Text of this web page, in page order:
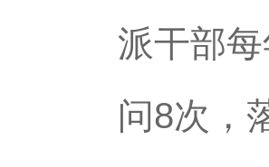
派干部
问8次，